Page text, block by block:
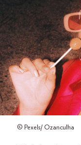
© Pexels/ Ozanculha